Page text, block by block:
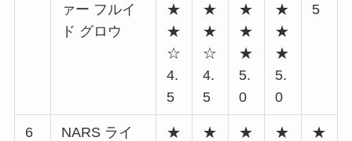
ァー フルイ
ド グロウ
★
★
☆
4.
5
★
★
☆
4.
5
★
★
★
5.
0
★
★
★
5.
0
5
6
NARS ライ
★
★
★
★
★